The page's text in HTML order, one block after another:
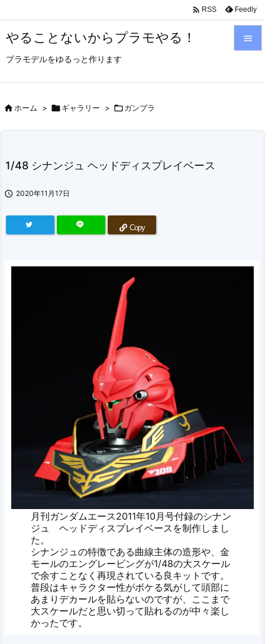
やることないからプラモやる！
プラモデルをゆるっと作ります

 RSS Feedly
ホーム > ギャラリー > ガンプラ
1/48 シナンジュ ヘッドディスプレイベース
 2020年11月17日
Copy
月刊ガンダムエース2011年10月号付録のシナン
ジュ ヘッドディスプレイベースを制作しまし
た。
シナンジュの特徴である曲線主体の造形や、金
モールのエングレービングが1/48の大スケール
で余すことなく再現されている良キットです。
普段はキャラクター性がボケる気がして頭部に
あまりデカールを貼らないのですが、ここまで
大スケールだと思い切って貼れるのが中々楽し
かったです。